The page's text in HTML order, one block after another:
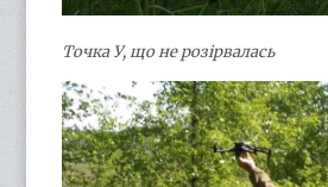
Точка У, що не розірвалась